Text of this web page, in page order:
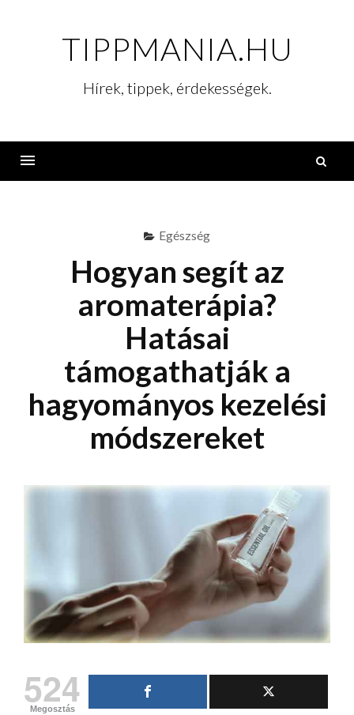
TIPPMANIA.HU
Hírek, tippek, érdekességek.
Egészség
Hogyan segít az
aromaterápia?
Hatásai
támogathatják a
hagyományos kezelési
módszereket
524
Megosztás